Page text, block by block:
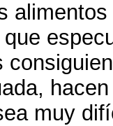
,
muy